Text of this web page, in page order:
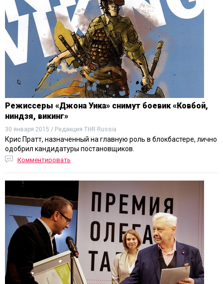
Режиссеры «Джона Уика» снимут боевик «Ковбой,
ниндзя, викинг»
30 января 2015 / Редакция THR Russia
Крис Пратт, назначенный на главную роль в блокбастере, лично
одобрил кандидатуры постановщиков.
Комментировать